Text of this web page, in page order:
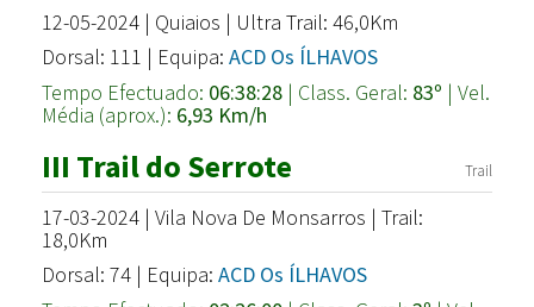
12-05-2024 | Quiaios | Ultra Trail: 46,0Km
Dorsal: 111 | Equipa: ACD Os ÍLHAVOS
Tempo Efectuado: 06:38:28 | Class. Geral: 83º | Vel.
Média (aprox.): 6,93 Km/h
III Trail do Serrote Trail
17-03-2024 | Vila Nova De Monsarros | Trail:
18,0Km
Dorsal: 74 | Equipa: ACD Os ÍLHAVOS